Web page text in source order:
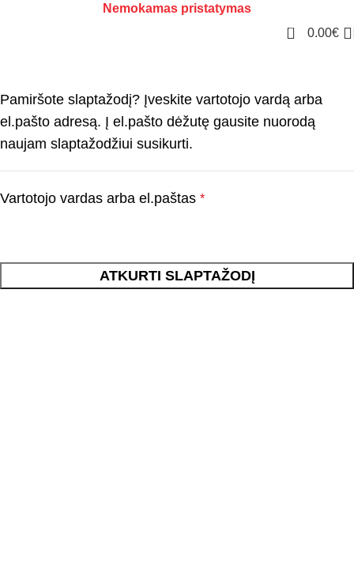
Nemokamas pristatymas
0 0.00€
Pamiršote slaptažodį? Įveskite vartotojo vardą arba
el.pašto adresą. Į el.pašto dėžutę gausite nuorodą
naujam slaptažodžiui susikurti.
Vartotojo vardas arba el.paštas *
ATKURTI SLAPTAŽODĮ